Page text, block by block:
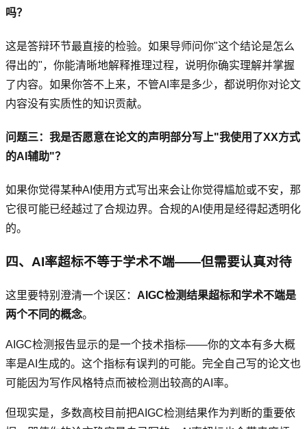
吗？
这是答辩环节最直接的检验。如果导师问你"这个结论是怎么
得出的"，你能清晰地解释推理过程，说明你确实理解并掌握
了内容。如果你答不上来，不管AI率是多少，都说明你对论文
内容没有实质性的知识贡献。
问题三：我是否愿意在论文的声明部分写上"我使用了XX方式
的AI辅助"？
如果你觉得某种AI使用方式写出来会让你觉得尴尬或不安，那
它很可能已经越过了合规边界。合规的AI使用是经得起透明化
的。
四、AI率超标不等于学术不端——但需要认真对待
这里要特别澄清一个误区： AIGC检测结果超标和学术不端是
两个不同的概念。
AIGC检测报告显示的是一个技术指标——你的文本有多大概
率是AI生成的。这个指标有误判的可能。完全自己写的论文也
可能因为写作风格特点而被检测出较高的AI率。
但现实是，多数高校目前把AIGC检测结果作为判断的重要依